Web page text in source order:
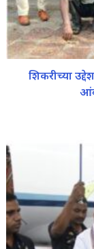
शिकरीच्या